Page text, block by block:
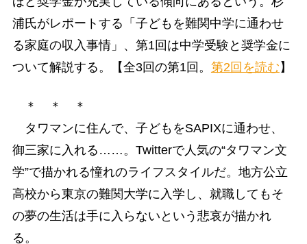
浦氏がレポートする「子どもを難関中学に通わせ
る家庭の収入事情」、第1回は中学受験と奨学金に
ついて解説する。【全3回の第1回。 第2回を読む 】
＊ ＊ ＊
タワマンに住んで、子どもをSAPIXに通わせ、
御三家に入れる……。Twitterで人気の“タワマン文
学”で描かれる憧れのライフスタイルだ。地方公立
高校から東京の難関大学に入学し、就職してもそ
の夢の生活は手に入らないという悲哀が描かれ
る。